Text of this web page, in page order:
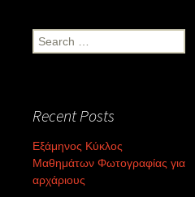
Search
for:
Recent Posts
Εξάμηνος Κύκλος
Μαθημάτων Φωτογραφίας για
αρχάριους